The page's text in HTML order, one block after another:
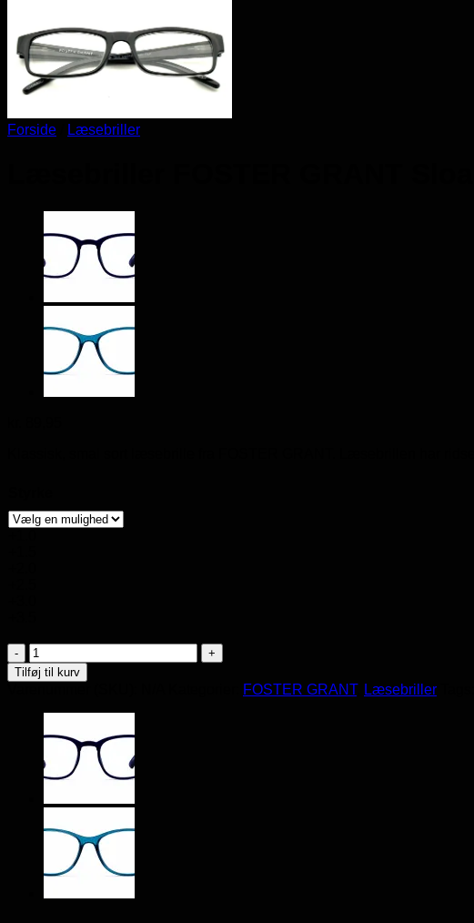
Forside Læsebriller
Læsebriller
FOSTER
GRANT
antal
Tilføj til kurv
FOSTER GRANT, Læsebriller